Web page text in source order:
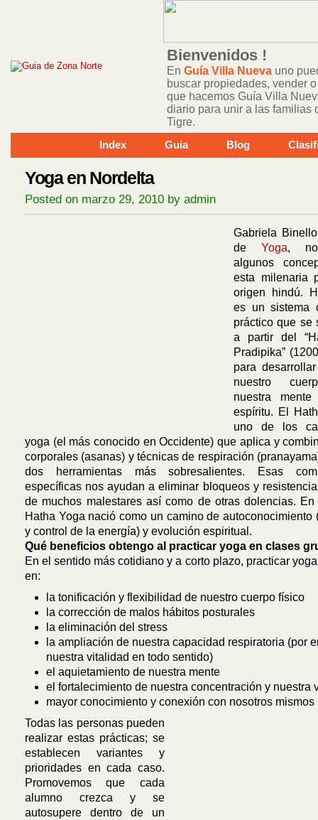
Bienvenidos !
En Guía Villa Nueva uno
buscar propiedades, vender
que hacemos Guía Villa
diario para unir a las familias
Tigre.
Index
Guia Blog
Yoga en Nordelta
Posted on marzo 29, 2010 by admin
Gabriela
de Yoga,
algunos
esta milenaria
origen hindú.
es un sistema
práctico que se
a partir del
Pradipika”
para
nuestro
nuestra
espíritu. El
uno de los
yoga (el más conocido en Occidente) que aplica y
corporales (asanas) y técnicas de respiración
dos herramientas más sobresalientes. Esas
específicas nos ayudan a eliminar bloqueos y
de muchos malestares así como de otras dolencias. En
Hatha Yoga nació como un camino de autoconocimiento
y control de la energía) y evolución espiritual.
Qué beneficios obtengo al practicar yoga en clases
En el sentido más cotidiano y a corto plazo, practicar
en:
la tonificación y flexibilidad de nuestro cuerpo físico
la corrección de malos hábitos posturales
la eliminación del stress
la ampliación de nuestra capacidad respiratoria (por
nuestra vitalidad en todo sentido)
el aquietamiento de nuestra mente
el fortalecimiento de nuestra concentración y nuestra
mayor conocimiento y conexión con nosotros mismos
Todas las personas pueden
realizar estas prácticas; se
establecen variantes y
prioridades en cada caso.
Promovemos que cada
alumno crezca y se
autosupere dentro de un